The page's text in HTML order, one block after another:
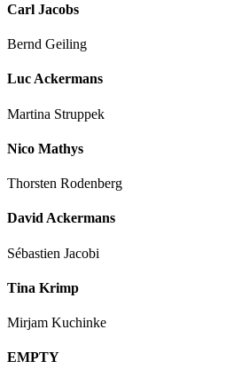
Carl Jacobs
Bernd Geiling
Luc Ackermans
Martina Struppek
Nico Mathys
Thorsten Rodenberg
David Ackermans
Sébastien Jacobi
Tina Krimp
Mirjam Kuchinke
EMPTY